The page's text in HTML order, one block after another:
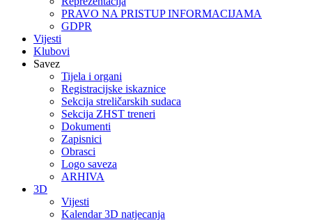
PRAVO NA PRISTUP INFORMACIJAMA
GDPR
Vijesti
Klubovi
Savez
Tijela i organi
Registracijske iskaznice
Sekcija streličarskih sudaca
Sekcija ZHST treneri
Dokumenti
Zapisnici
Obrasci
Logo saveza
ARHIVA
3D
Vijesti
Kalendar 3D natjecanja